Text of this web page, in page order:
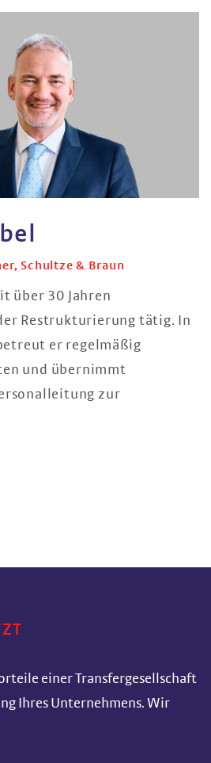
Schultze & Braun
über 30 Jahren
Restrukturierung tätig. In
er regelmäßig
und übernimmt
zur
einer Transfergesellschaft
Ihres Unternehmens. Wir